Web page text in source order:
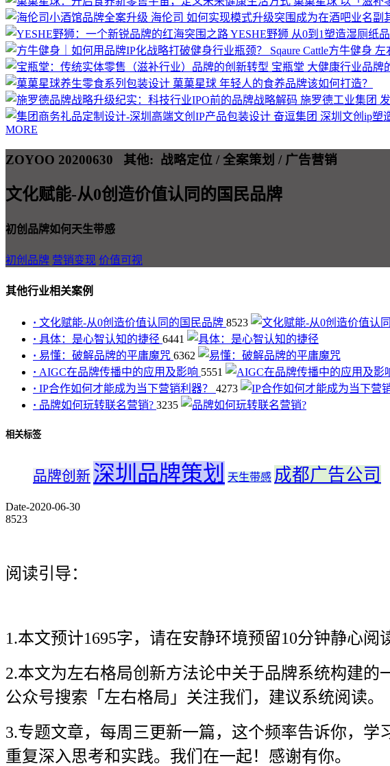
海伦司 如何实现模式升级突围成为在酒吧业名副
YESHE野狮 从0到1塑造湿厕纸
Sqaure Cattle方牛健身 左
宝瓶堂 大健康行业品牌
菓菓星球 年轻人的食养品牌该如何打造？
施罗德工业集团
奋逗集团 深圳文创ip塑
MORE
ZOYOO 20200630 其他: 战略定位 / 全案策划 / 广告营销
文化赋能-从0创造价值认同的国民品牌
初创品牌如何天生带感
初创品牌 营销变现 价值可视
其他行业相关案例
· 文化赋能-从0创造价值认同的国民品牌 8523
· 具体：是心智认知的捷径 6441
· 易懂：破解品牌的平庸魔咒 6362
· AIGC在品牌传播中的应用及影响 5551
· IP合作如何才能成为当下营销利器？ 4273
· 品牌如何玩转联名营销? 3235
相关标签
品牌创新 深圳品牌策划 天生带感 成都广告公司
Date-2020-06-30
8523
阅读引导：
1.本文预计1695字，请在安静环境预留10分钟静心
2.本文为左右格局创新方法论中关于品牌系统构建的
公众号搜索「左右格局」关注我们，建议系统阅读。
3.专题文章，每周三更新一篇，这个频率告诉你，
重复深入思考和实践。我们在一起！感谢有你。